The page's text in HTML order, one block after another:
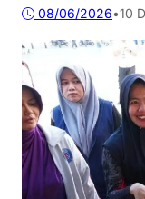
08/06/2026•10